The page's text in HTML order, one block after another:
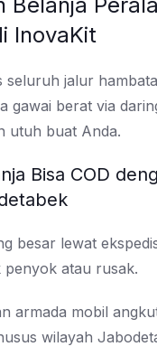
InovaKit
seluruh jalur
gawai berat via
utuh buat Anda.
Bisa COD
besar lewat
atau rusak.
armada mobil
wilayah